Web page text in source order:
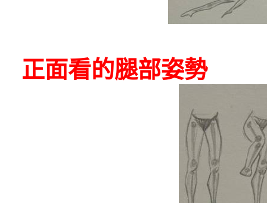
正面看的腿部姿勢